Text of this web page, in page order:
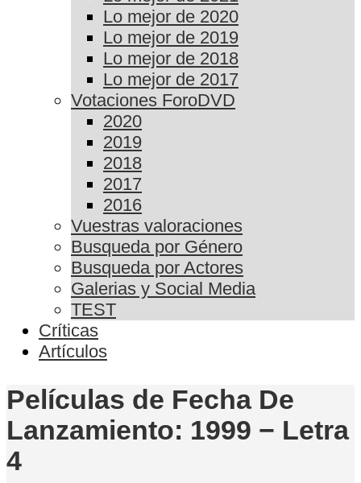
Lo mejor de 2020
Lo mejor de 2019
Lo mejor de 2018
Lo mejor de 2017
Votaciones ForoDVD
2020
2019
2018
2017
2016
Vuestras valoraciones
Busqueda por Género
Busqueda por Actores
Galerias y Social Media
TEST
Críticas
Artículos
Películas de Fecha De
Lanzamiento: 1999 − Letra
4